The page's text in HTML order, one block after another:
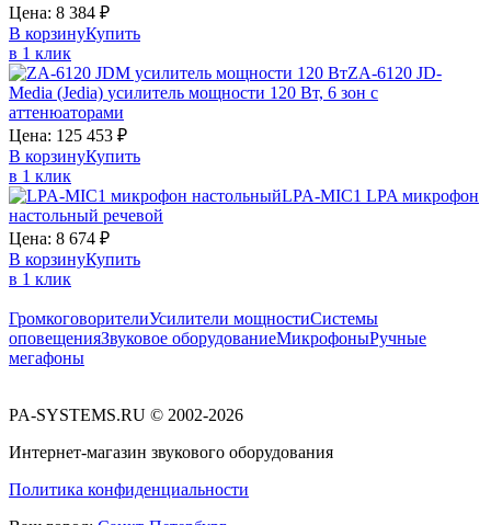
Цена: 8 384 ₽
В корзинуКупить
в 1 клик
ZA-6120 JD-
Media (Jedia) усилитель мощности 120 Вт, 6 зон с
аттенюаторами
Цена: 125 453 ₽
В корзинуКупить
в 1 клик
LPA-MIC1 LPA микрофон
настольный речевой
Цена: 8 674 ₽
В корзинуКупить
в 1 клик
ГромкоговорителиУсилители мощностиСистемы
оповещенияЗвуковое оборудованиеМикрофоныРучные
мегафоны
PA-SYSTEMS.RU © 2002-2026
Интернет-магазин звукового оборудования
Политика конфиденциальности